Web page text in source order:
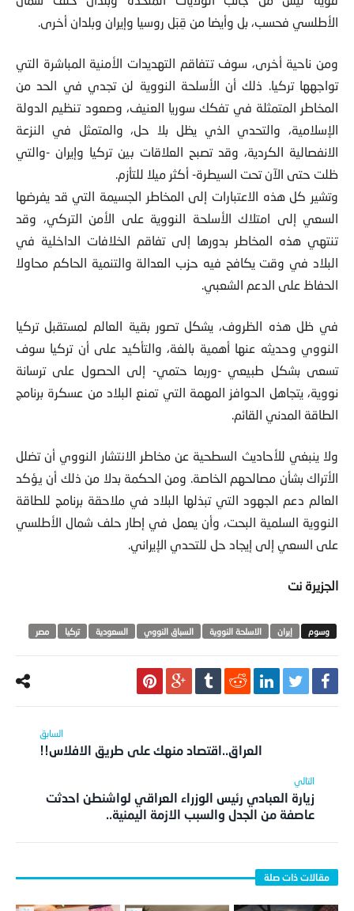
الأطلسي فحسب، بل وأيضا من قِبَل روسيا وإيران وبلدان أخرى.
ومن ناحية أخرى، سوف تتفاقم التهديدات الأمنية المباشرة التي
تواجهها تركيا. ذلك أن الأسلحة النووية لن تجدي في الحد من
المخاطر المتمثلة في تفكك سوريا العنيف، وصعود تنظيم الدولة
الإسلامية، والتحدي الذي يظل بلا حل، والمتمثل في النزعة
الانفصالية الكردية، وقد تصبح العلاقات بين تركيا وإيران -والتي
ظلت حتى الآن تحت السيطرة- أكثر ميلا للتأزم.
وتشير كل هذه الاعتبارات إلى المخاطر الجسيمة التي قد يفرضها
السعي إلى امتلاك الأسلحة النووية على الأمن التركي، وقد
تنتهي هذه المخاطر بدورها إلى تفاقم الخلافات الداخلية في
البلاد في وقت يكافح فيه حزب العدالة والتنمية الحاكم محاولا
الحفاظ على الدعم الشعبي.
في ظل هذه الظروف، يشكل تصور بقية العالم لمستقبل تركيا
النووي وحديثه عنها أهمية بالغة، والتأكيد على أن تركيا سوف
تسعى بشكل طبيعي -وربما حتمي- إلى الحصول على ترسانة
نووية، يتجاهل الحوافز المهمة التي تمنع البلاد من عسكرة برنامج
الطاقة المدني القائم.
ولا ينبغي للأحاديث السطحية عن مخاطر الانتشار النووي أن تضلل
الأتراك بشأن مصالحهم الخاصة. ومن الحكمة بدلا من ذلك أن يؤكد
العالم دعم الجهود التي تبذلها البلاد في ملاحقة برنامج للطاقة
النووية السلمية البحت، وأن يعمل في إطار حلف شمال الأطلسي
على السعي إلى إيجاد حل للتحدي الإيراني.
الجزيرة نت
إيران الاسلحة النووية السباق النووي السعودية تركيا مصر
العراق..اقتصاد منهك على طريق الافلاس!!
زيارة العبادي رئيس الوزراء العراقي لواشنطن احدثت
عاصفة من الجدل والسبب الازمة اليمنية..